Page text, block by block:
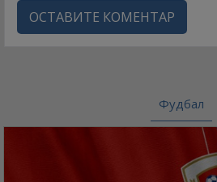
ОСТАВИТЕ КОМЕНТАР
Фудбал